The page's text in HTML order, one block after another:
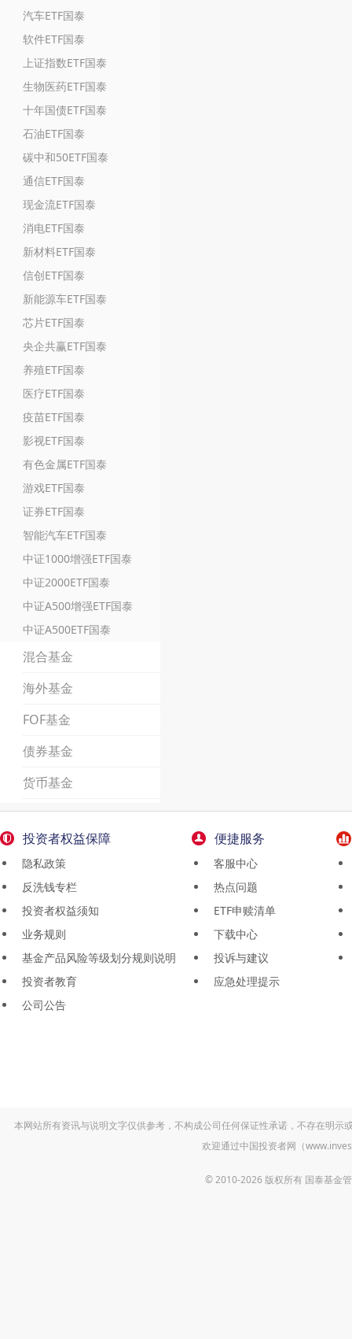
汽车ETF国泰
软件ETF国泰
上证指数ETF国泰
生物医药ETF国泰
十年国债ETF国泰
石油ETF国泰
碳中和50ETF国泰
通信ETF国泰
现金流ETF国泰
消电ETF国泰
新材料ETF国泰
信创ETF国泰
新能源车ETF国泰
芯片ETF国泰
央企共赢ETF国泰
养殖ETF国泰
医疗ETF国泰
疫苗ETF国泰
影视ETF国泰
有色金属ETF国泰
游戏ETF国泰
证券ETF国泰
智能汽车ETF国泰
中证1000增强ETF国泰
中证2000ETF国泰
中证A500增强ETF国泰
中证A500ETF国泰
混合基金
海外基金
FOF基金
债券基金
货币基金
投资者权益保障
隐私政策
反洗钱专栏
投资者权益须知
业务规则
基金产品风险等级划分规则说明
投资者教育
公司公告
便捷服务
客服中心
热点问题
ETF申赎清单
下载中心
投诉与建议
应急处理提示
本网站所有资讯与说明文字仅供参考，不构成公司任何保证性承诺，不存在明
欢迎通过中国投资者网（
© 2010-2026 版权所有 国泰基金